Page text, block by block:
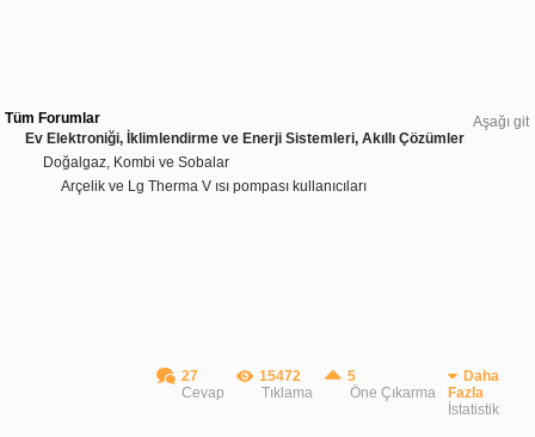
Aşağı git
Tüm Forumlar
Ev Elektroniği, İklimlendirme ve Enerji Sistemleri, Akıllı Çözümler
Doğalgaz, Kombi ve Sobalar
Arçelik ve Lg Therma V ısı pompası kullanıcıları
27
Cevap
15472
Tıklama
5
Öne Çıkarma
Daha
Fazla
İstatistik